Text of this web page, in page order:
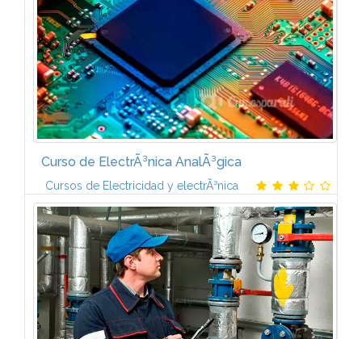
Curso de ElectrÃ³nica AnalÃ³gica
Cursos de Electricidad y electrÃ³nica
1. CONCEPTOS BÃSICOS DE ELECTRICIDADLa
energÃ­a y sus transformaciones. Principios bÃ¡sicos
de electricidad. Materias conductoras y aislantes.2.
CIRCUITO ELÃCTRICOTeorÃ­a...